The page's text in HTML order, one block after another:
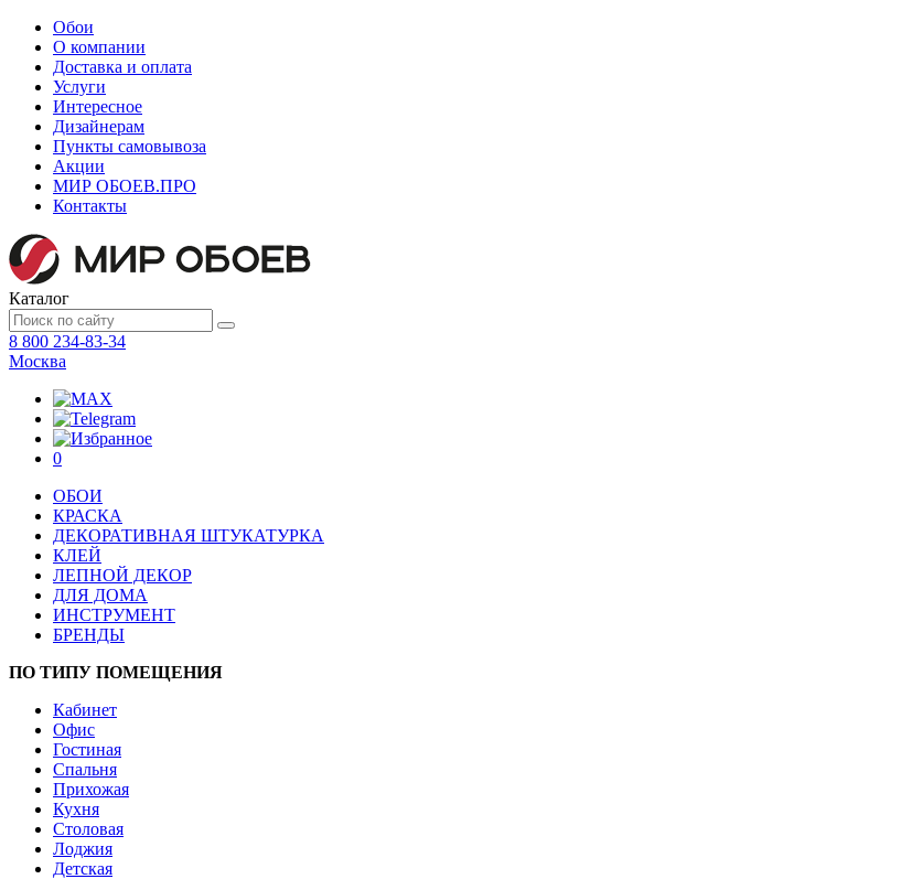
Обои
О компании
Доставка и оплата
Услуги
Интересное
Дизайнерам
Пункты самовывоза
Акции
МИР ОБОЕВ.ПРО
Контакты
Каталог
8 800 234-83-34
Москва
0
ОБОИ
КРАСКА
ДЕКОРАТИВНАЯ ШТУКАТУРКА
КЛЕЙ
ЛЕПНОЙ ДЕКОР
ДЛЯ ДОМА
ИНСТРУМЕНТ
БРЕНДЫ
ПО ТИПУ ПОМЕЩЕНИЯ
Кабинет
Офис
Гостиная
Спальня
Прихожая
Кухня
Столовая
Лоджия
Детская